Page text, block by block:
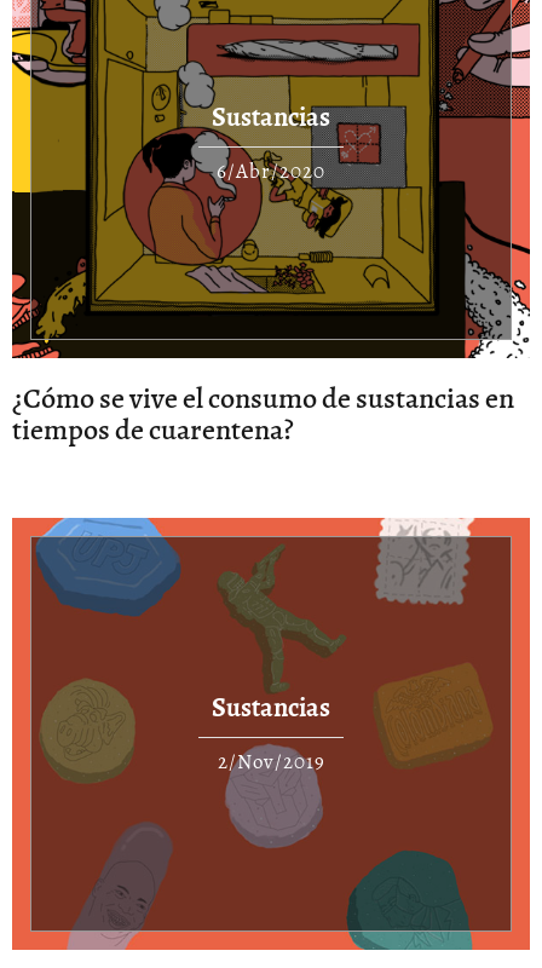
Sustancias
6/Abr/2020
¿Cómo se vive el consumo de sustancias en
tiempos de cuarentena?
Sustancias
2/Nov/2019